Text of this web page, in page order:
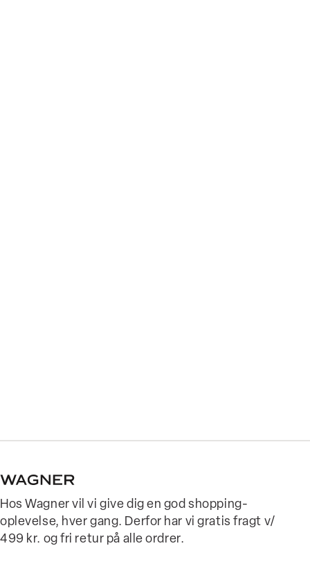
Hos Wagner vil vi give dig en god shopping-
oplevelse, hver gang. Derfor har vi gratis fragt v/
499 kr. og fri retur på alle ordrer.